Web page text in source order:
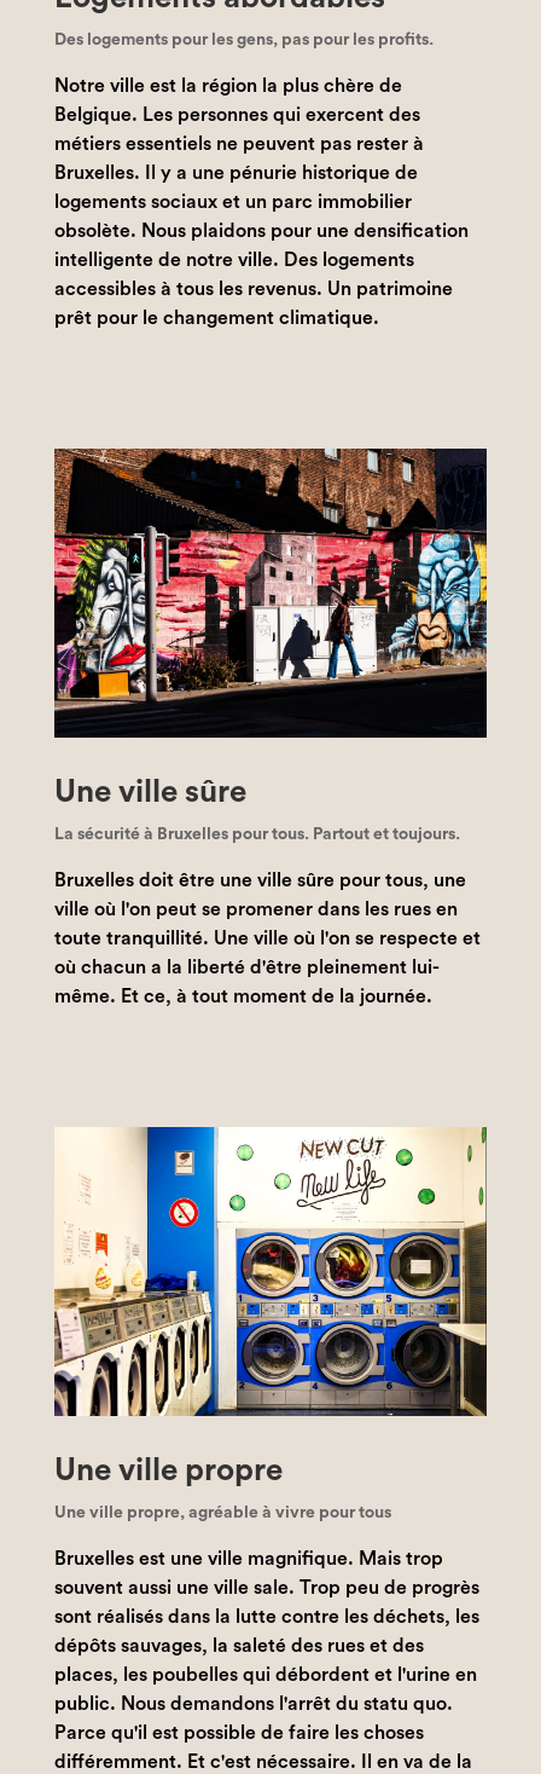
Des logements pour les gens, pas pour les profits.
Notre ville est la région la plus chère de
Belgique. Les personnes qui exercent des
métiers essentiels ne peuvent pas rester à
Bruxelles. Il y a une pénurie historique de
logements sociaux et un parc immobilier
obsolète. Nous plaidons pour une densification
intelligente de notre ville. Des logements
accessibles à tous les revenus. Un patrimoine
prêt pour le changement climatique.
Une ville sûre
La sécurité à Bruxelles pour tous. Partout et toujours.
Bruxelles doit être une ville sûre pour tous, une
ville où l'on peut se promener dans les rues en
toute tranquillité. Une ville où l'on se respecte et
où chacun a la liberté d'être pleinement lui-
même. Et ce, à tout moment de la journée.
Une ville propre
Une ville propre, agréable à vivre pour tous
Bruxelles est une ville magnifique. Mais trop
souvent aussi une ville sale. Trop peu de progrès
sont réalisés dans la lutte contre les déchets, les
dépôts sauvages, la saleté des rues et des
places, les poubelles qui débordent et l'urine en
public. Nous demandons l'arrêt du statu quo.
Parce qu'il est possible de faire les choses
différemment. Et c'est nécessaire. Il en va de la